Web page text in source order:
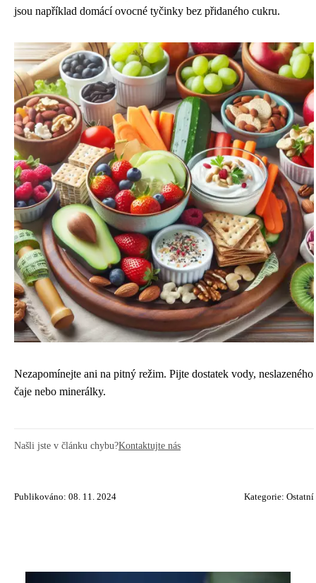
jsou například domácí ovocné tyčinky bez přidaného cukru.
Nezapomínejte ani na pitný režim. Pijte dostatek vody, neslazeného
čaje nebo minerálky.
Našli jste v článku chybu?Kontaktujte nás
Publikováno: 08. 11. 2024 Kategorie: Ostatní